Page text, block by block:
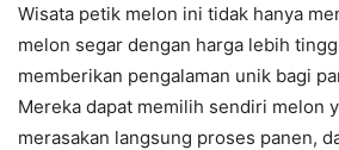
Wisata petik melon ini tidak hanya
melon segar dengan harga lebih
memberikan pengalaman unik bagi
Mereka dapat memilih sendiri melon
merasakan langsung proses panen,